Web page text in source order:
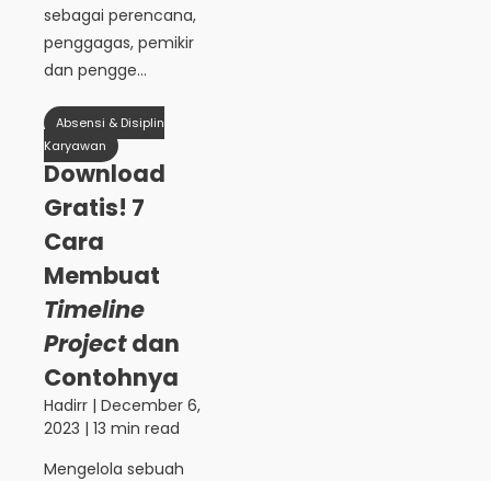
sebagai perencana,
penggagas, pemikir
dan pengge...
Absensi & Disiplin
Karyawan
Download
Gratis! 7
Cara
Membuat
Timeline
Projectdan
Contohnya
Hadirr | December 6,
2023 | 13 min read
Mengelola sebuah